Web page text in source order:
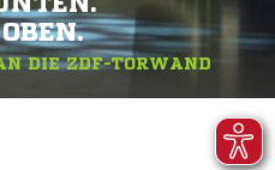
DIE ZDF-TORWAND